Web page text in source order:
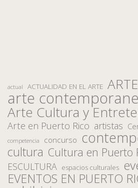
actual ACTUALIDAD EN EL ARTE ARTE
arte
Arte Cultura y
Arte en Puerto Rico artistas
competencia concurso
cultura Cultura en Puerto
ESCULTURA espacios culturales
EVENTOS EN PUERTO